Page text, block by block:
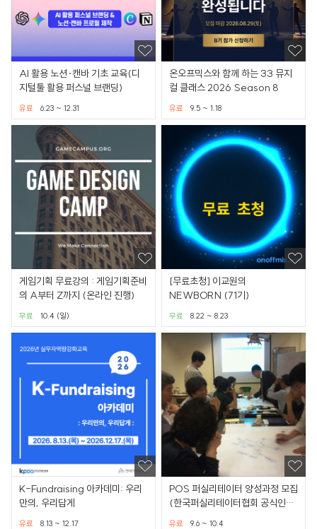
AI 활용 노션·캔바 기초 교육(디
지털툴 활용 퍼스널 브랜딩)
6.23 ~ 12.31
유료
온오프믹스와 함께 하는 33 뮤지
컬 클래스 2026 Season 8
9.5 ~ 1.18
유료
게임기획 무료강의 : 게임기획준비
의 A부터 Z까지 (온라인 진행)
10.4 (일)
무료
[무료초청] 이교원의
NEWBORN (71기)
8.22 ~ 8.23
무료
K-Fundraising 아카데미: 우리
만의, 우리답게
8.13 ~ 12.17
유료
POS 퍼실리테이터 양성과정 모집
(한국퍼실리테이터협회 공식인증
과정)
9.6 ~ 10.4
유료